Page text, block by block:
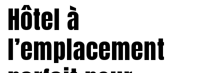
Hôtel à
l’emplacement